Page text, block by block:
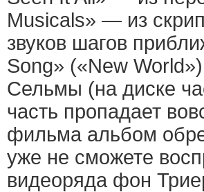
Musicals» — из
звуков шагов
Song» («New
Сельмы (на диске
часть пропадает
фильма альбом
уже не сможете
видеоряда фон